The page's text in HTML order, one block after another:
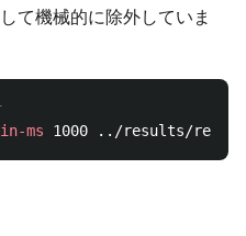
て機械的に除外していま
ms 1000 ../results/